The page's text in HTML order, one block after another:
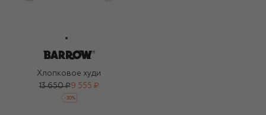
Хлопковое худи
13 650 ₽9 555 ₽
-30%